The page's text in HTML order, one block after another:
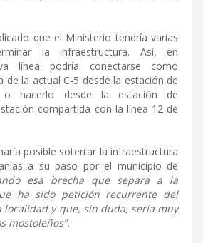
que el Ministerio tendría varias
la infraestructura. Así, en
línea podría conectarse como
de la actual C-5 desde la estación de
o hacerlo desde la estación de
compartida con la línea 12 de
posible soterrar la infraestructura
a su paso por el municipio de
esa brecha que separa a la
ha sido petición recurrente del
localidad y que, sin duda, sería muy
mostoleños”.